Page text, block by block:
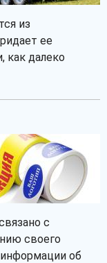
из
ее
как далеко
с
своего
об